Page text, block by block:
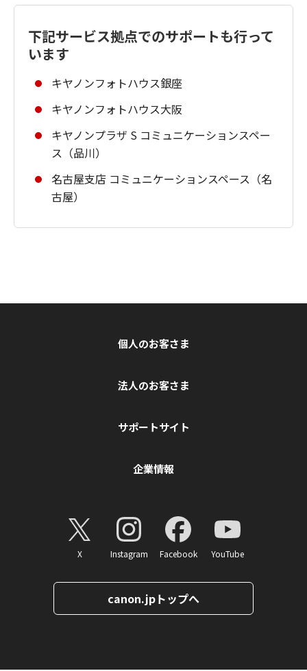
下記サービス拠点でのサポートも行って
います
キヤノンフォトハウス銀座
キヤノンフォトハウス大阪
キヤノンプラザ S コミュニケーションスペー
ス（品川）
名古屋支店 コミュニケーションスペース（名
古屋）
個人のお客さま
法人のお客さま
サポートサイト
企業情報
X Instagram Facebook YouTube
canon.jpトップへ